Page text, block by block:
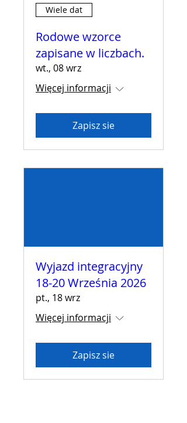
Wiele dat
Rodowe wzorce
zapisane w liczbach.
wt., 08 wrz
Więcej informacji
Zapisz sie
Wyjazd integracyjny
18-20 Września 2026
pt., 18 wrz
Więcej informacji
Zapisz sie